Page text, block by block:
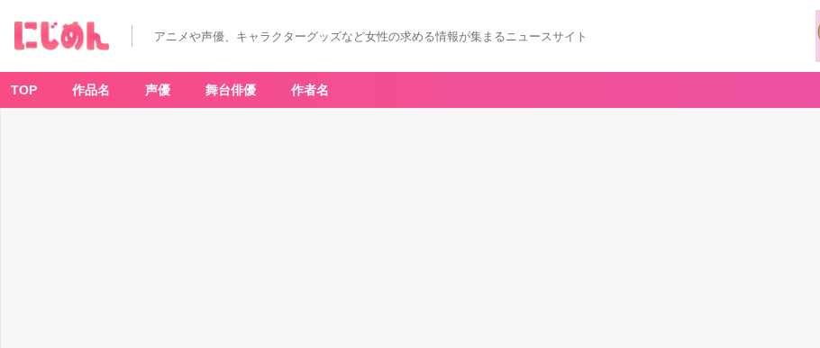
アニメや声優、キャラクターグッズなど女性の求める情報が集まるニュースサイト
TOP 作品名 声優 舞台俳優 作者名